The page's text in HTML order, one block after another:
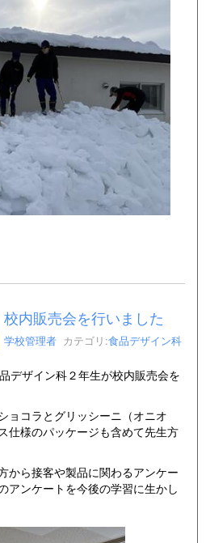
校内販売会を行いました
学校管理者 カテゴリ:食品デザイン科
デザイン科２年生が校内販売会を
ョコラとグリッシーニ（オニオ
仕様のパッケージも含めて先生方
から接客や製品に関わるアンケー
アンケートを今後の学習に生かし